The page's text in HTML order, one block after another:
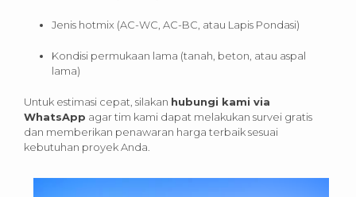
Jenis hotmix (AC-WC, AC-BC, atau Lapis Pondasi)
Kondisi permukaan lama (tanah, beton, atau aspal
lama)
Untuk estimasi cepat, silakan hubungi kami via
WhatsApp agar tim kami dapat melakukan survei gratis
dan memberikan penawaran harga terbaik sesuai
kebutuhan proyek Anda.